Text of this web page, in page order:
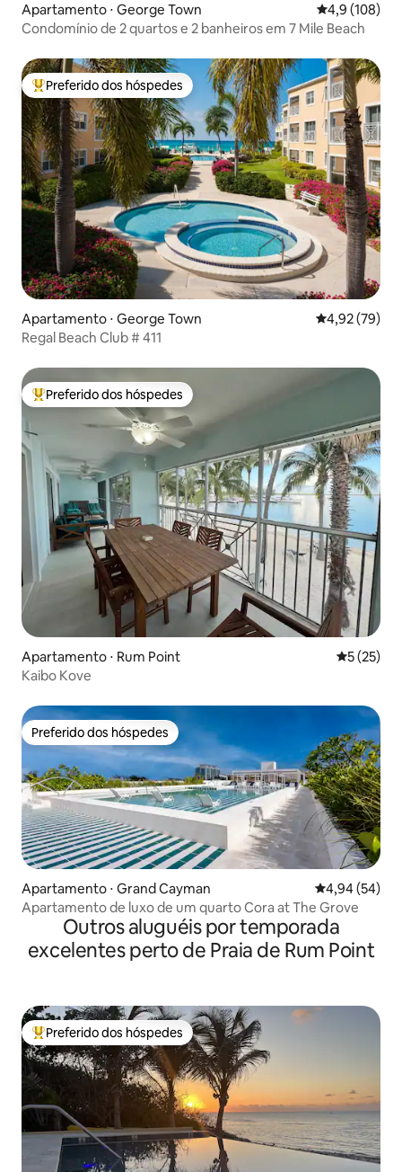
Apartamento ⋅ George Town 4,9 de uma
4,9 (108)
Condomínio de 2 quartos e 2 banheiros em 7 Mile Beach
Entre os melhores preferidos dos hóspedes
Preferido dos hóspedes
Apartamento ⋅ George Town 4,92 de uma
4,92 (79)
Regal Beach Club # 411
Entre os melhores preferidos dos hóspedes
Preferido dos hóspedes
Apartamento ⋅ Rum Point 5 de uma
5 (25)
Kaibo Kove
Preferido dos hóspedes
Preferido dos hóspedes
Apartamento ⋅ Grand Cayman 4,94 de uma
4,94 (54)
Apartamento de luxo de um quarto Cora at The Grove
Outros aluguéis por temporada
excelentes perto de Praia de Rum Point
Entre os melhores preferidos dos hóspedes
Preferido dos hóspedes